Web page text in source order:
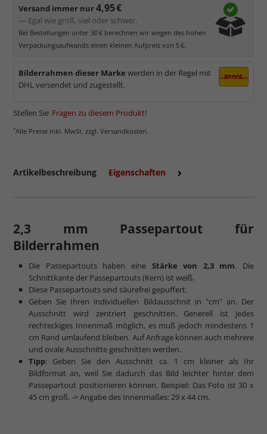
Versand immer nur4,95 €
— Egal wie groß, viel oder schwer.
Bei Bestellungen unter 30 € berechnen wir wegen des hohen
Verpackungsaufwands einen kleinen Aufpreis von 5 €.
Bilderrahmen dieser Marke werden in der Regel mit
DHL versendet und zugestellt.
Stellen Sie Fragen zu diesem Produkt!
*Alle Preise inkl. MwSt. zzgl. Versandkosten.
Artikelbeschreibung Eigenschaften
2,3 mm Passepartout für
Bilderrahmen
Die Passepartouts haben eine Stärke von 2,3 mm. Die
Schnittkante der Passepartouts (Kern) ist weiß.
Diese Passepartouts sind säurefrei gepuffert.
Geben Sie Ihren individuellen Bildausschnit in "cm" an. Der
Ausschnitt wird zentriert geschnitten. Generell ist jedes
rechteckiges Innenmaß möglich, es muß jedoch mindestens 1
cm Rand umlaufend bleiben. Auf Anfrage können auch mehrere
und ovale Ausschnitte geschnitten werden.
Tipp: Geben Sie den Ausschnitt ca. 1 cm kleiner als Ihr
Bildformat an, weil Sie dadurch das Bild leichter hinter dem
Passepartout positionieren können. Beispiel: Das Foto ist 30 x
45 cm groß. -> Angabe des Innenmaßes: 29 x 44 cm.